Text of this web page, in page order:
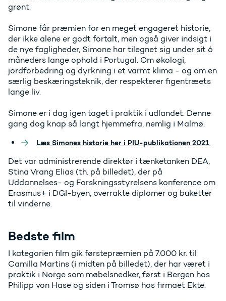
grønt.
Simone får præmien for en meget engageret historie,
der ikke alene er godt fortalt, men også giver indsigt i
de nye fagligheder, Simone har tilegnet sig under sit 6
måneders lange ophold i Portugal. Om økologi,
jordforbedring og dyrkning i et varmt klima - og om en
særlig beskæringsteknik, der respekterer figentræets
lange liv.
Simone er i dag igen taget i praktik i udlandet. Denne
gang dog knap så langt hjemmefra, nemlig i Malmø.
Læs Simones historie her i PIU-publikationen 2021
Det var administrerende direktør i tænketanken DEA,
Stina Vrang Elias (th. på billedet), der på
Uddannelses- og Forskningsstyrelsens konference om
Erasmus+ i DGI-byen, overrakte diplomer og buketter
til vinderne.
Bedste film
I kategorien film gik førstepræmien på 7.000 kr. til
Camilla Martins (i midten på billedet), der har været i
praktik i Norge som møbelsnedker, først i Bergen hos
Philipp von Hase og siden i Tromsø hos firmaet Ekte.